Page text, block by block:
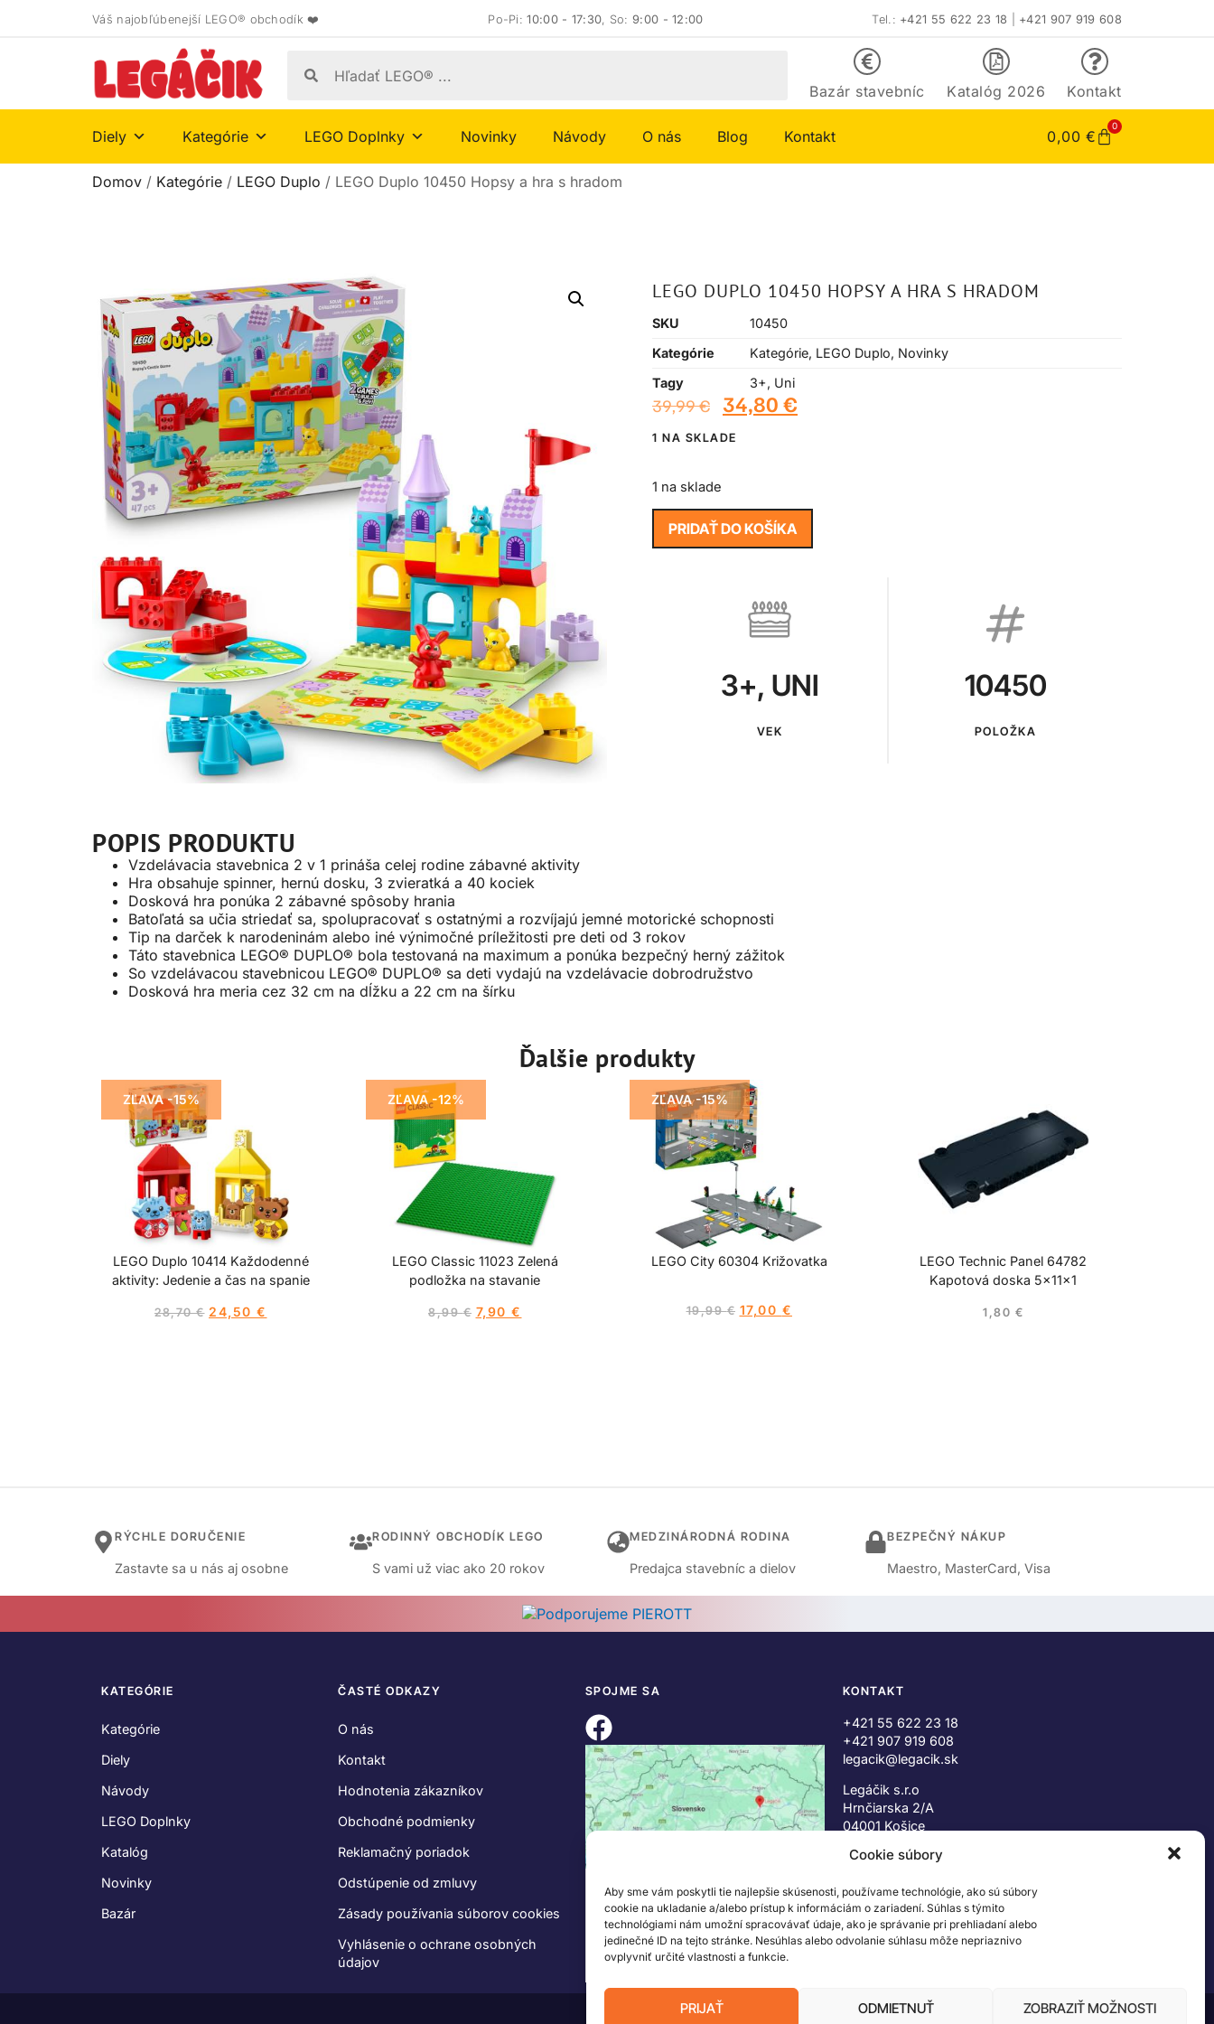
Cookie súbory
Aby sme vám poskytli tie najlepšie skúsenosti, používame technológie, ako sú súbory
cookie na ukladanie a/alebo prístup k informáciám o zariadení. Súhlas s týmito
technológiami nám umožní spracovávať údaje, ako je správanie pri prehliadaní alebo
jedinečné ID na tejto stránke. Nesúhlas alebo odvolanie súhlasu môže nepriaznivo
ovplyvniť určité vlastnosti a funkcie.
PRIJAŤ ODMIETNUŤ ZOBRAZIŤ MOŽNOSTI
Váš najobľúbenejší LEGO® obchodík ❤️ Po-Pi:10:00 - 17:30, So:9:00 - 12:00 Tel.: +421 55 622 23 18 +421 907 919 608
Bazár stavebníc Katalóg 2026 Kontakt
Diely Kategórie LEGO Doplnky Novinky Návody O nás Blog Kontakt 0,00 €
0
Domov / Kategórie / LEGO Duplo / LEGO Duplo 10450 Hopsy a hra s hradom
LEGO DUPLO 10450 HOPSY A HRA S HRADOM
SKU
10450
Kategórie
Kategórie, LEGO Duplo, Novinky
Tagy
3+, Uni
39,99€ 34,80 €
1 NA SKLADE
1 na sklade
PRIDAŤ DO KOŠÍKA
3+, UNI
VEK
10450
POLOŽKA
POPIS PRODUKTU
Vzdelávacia stavebnica 2 v 1 prináša celej rodine zábavné aktivity
Hra obsahuje spinner, hernú dosku, 3 zvieratká a 40 kociek
Dosková hra ponúka 2 zábavné spôsoby hrania
Batoľatá sa učia striedať sa, spolupracovať s ostatnými a rozvíjajú jemné motorické schopnosti
Tip na darček k narodeninám alebo iné výnimočné príležitosti pre deti od 3 rokov
Táto stavebnica LEGO® DUPLO® bola testovaná na maximum a ponúka bezpečný herný zážitok
So vzdelávacou stavebnicou LEGO® DUPLO® sa deti vydajú na vzdelávacie dobrodružstvo
Dosková hra meria cez 32 cm na dĺžku a 22 cm na šírku
Ďalšie produkty
ZĽAVA -15%
LEGO Duplo 10414 Každodenné
aktivity: Jedenie a čas na spanie
28,70€ 24,50 €
ZĽAVA -12%
LEGO Classic 11023 Zelená
podložka na stavanie
8,99€ 7,90 €
ZĽAVA -15%
LEGO City 60304 Križovatka
19,99€ 17,00 €
LEGO Technic Panel 64782
Kapotová doska 5x11x1
1,80 €
RÝCHLE DORUČENIE
Zastavte sa u nás aj osobne
RODINNÝ OBCHODÍK LEGO
S vami už viac ako 20 rokov
MEDZINÁRODNÁ RODINA
Predajca stavebníc a dielov
BEZPEČNÝ NÁKUP
Maestro, MasterCard, Visa
KATEGÓRIE
Kategórie
Diely
Návody
LEGO Doplnky
Katalóg
Novinky
Bazár
ČASTÉ ODKAZY
O nás
Kontakt
Hodnotenia zákazníkov
Obchodné podmienky
Reklamačný poriadok
Odstúpenie od zmluvy
Zásady používania súborov cookies
Vyhlásenie o ochrane osobných
údajov
SPOJME SA KONTAKT
+421 55 622 23 18
+421 907 919 608
legacik@legacik.sk
Legáčik s.r.o
Hrnčiarska 2/A
04001 Košice
IČ DPH: SK2023978330